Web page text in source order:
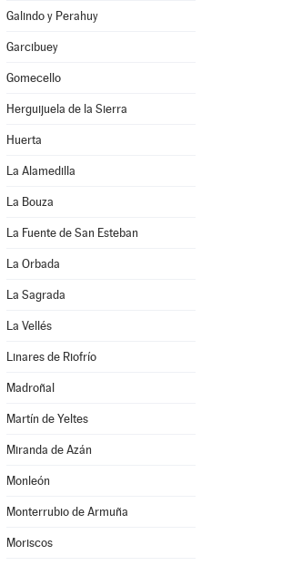
Galindo y Perahuy
Garcibuey
Gomecello
Herguijuela de la Sierra
Huerta
La Alamedilla
La Bouza
La Fuente de San Esteban
La Orbada
La Sagrada
La Vellés
Linares de Riofrío
Madroñal
Martín de Yeltes
Miranda de Azán
Monleón
Monterrubio de Armuña
Moriscos